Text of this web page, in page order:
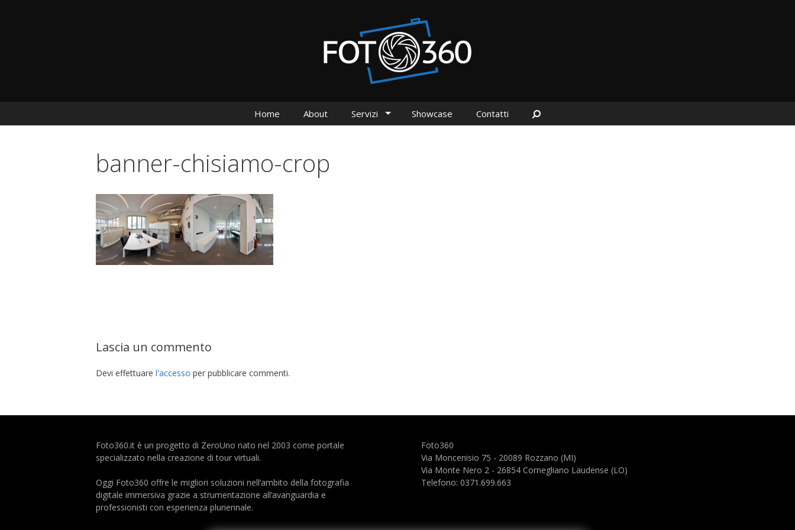
Home About Servizi Showcase Contatti
banner-chisiamo-crop
Lascia un commento
Devi effettuare l'accesso per pubblicare commenti.
Foto360.it è un progetto di ZeroUno nato nel 2003 come portale
specializzato nella creazione di tour virtuali.
Oggi Foto360 offre le migliori soluzioni nell’ambito della fotografia
digitale immersiva grazie a strumentazione all’avanguardia e
professionisti con esperienza pluriennale.
Foto360
Via Moncenisio 75 - 20089 Rozzano (MI)
Via Monte Nero 2 - 26854 Cornegliano Laudense (LO)
Telefono: 0371.699.663